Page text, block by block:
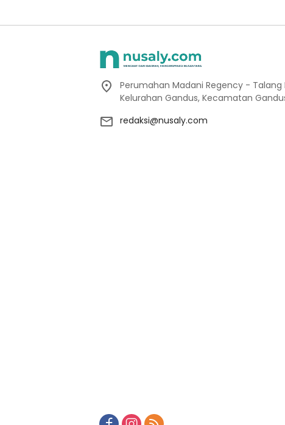
Perumahan Madani Regency - Talang
Kelurahan Gandus, Kecamatan
redaksi@nusaly.com